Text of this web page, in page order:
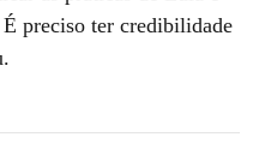
preciso ter credibilidade